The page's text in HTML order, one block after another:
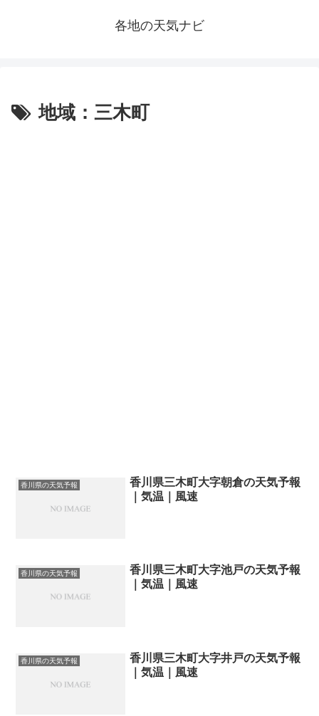
各地の天気ナビ
地域：三木町
香川県の天気予報
香川県三木町大字朝倉の天気予報
｜気温｜風速
香川県の天気予報
香川県三木町大字池戸の天気予報
｜気温｜風速
香川県の天気予報
香川県三木町大字井戸の天気予報
｜気温｜風速